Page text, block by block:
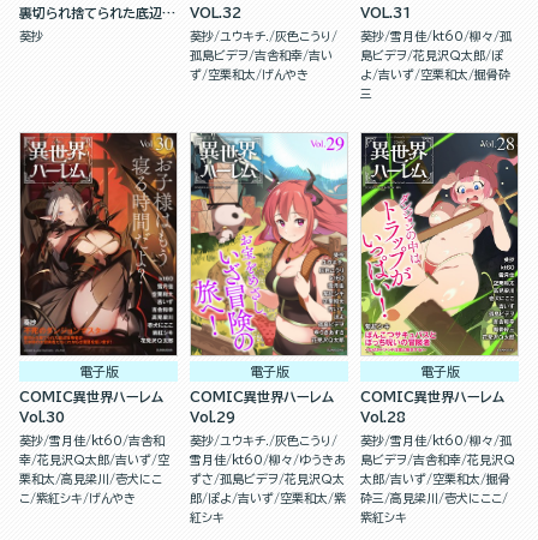
裏切られ捨てられた底辺冒
険者が元仲間の女冒険者た
葵抄
VOL.32
葵抄 ユウキチ.
灰色こうり
孤島ビデヲ 吉舎和幸 吉い
ず 空栗和太 げんやき
VOL.31
葵抄 雪月佳 kt60 柳々 孤
島ビデヲ 花見沢Q太郎 ぽ
よ 吉いず 空栗和太 掘骨砕
三
電子版
COMIC異世界ハーレム
Vol.30
葵抄 雪月佳 kt60 吉舎和
幸 花見沢Q太郎 吉いず 空
栗和太 高見梁川
壱犬にこ
こ 紫紅シキ げんやき
電子版
COMIC異世界ハーレム
Vol.29
葵抄 ユウキチ.
灰色こうり
雪月佳
kt60 柳々
ゆうきあ
ずさ 孤島ビデヲ 花見沢Q太
郎 ぽよ 吉いず 空栗和太 紫
紅シキ
電子版
COMIC異世界ハーレム
Vol.28
葵抄 雪月佳 kt60 柳々 孤
島ビデヲ 吉舎和幸 花見沢Q
太郎 吉いず 空栗和太 掘骨
砕三 高見梁川
壱犬にここ
紫紅シキ